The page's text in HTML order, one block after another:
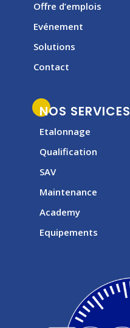
Offre d’emplois
Evénement
Solutions
Contact
NOS SERVICES
Etalonnage
Qualification
SAV
Maintenance
Academy
Equipements